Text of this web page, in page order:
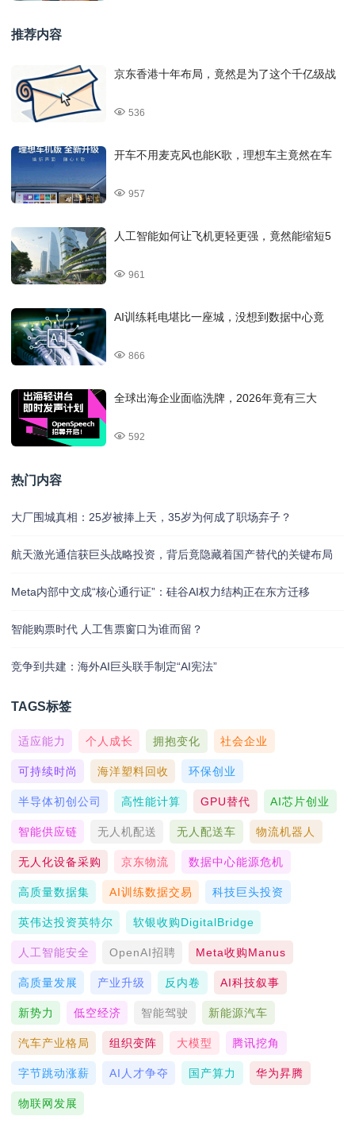
推荐内容
京东香港十年布局，竟然是为了这个千亿级战
536
开车不用麦克风也能K歌，理想车主竟然在车
957
人工智能如何让飞机更轻更强，竟然能缩短5
961
AI训练耗电堪比一座城，没想到数据中心竟
866
全球出海企业面临洗牌，2026年竟有三大
592
热门内容
大厂围城真相：25岁被捧上天，35岁为何成了职场弃子？
航天激光通信获巨头战略投资，背后竟隐藏着国产替代的关键布局
Meta内部中文成“核心通行证”：硅谷AI权力结构正在东方迁移
智能购票时代 人工售票窗口为谁而留？
竞争到共建：海外AI巨头联手制定“AI宪法”
TAGS标签
适应能力 个人成长 拥抱变化 社会企业
可持续时尚 海洋塑料回收 环保创业
半导体初创公司 高性能计算 GPU替代 AI芯片创业
智能供应链 无人机配送 无人配送车 物流机器人
无人化设备采购 京东物流 数据中心能源危机
高质量数据集 AI训练数据交易 科技巨头投资
英伟达投资英特尔 软银收购DigitalBridge
人工智能安全 OpenAI招聘 Meta收购Manus
高质量发展 产业升级 反内卷 AI科技叙事
新势力 低空经济 智能驾驶 新能源汽车
汽车产业格局 组织变阵 大模型 腾讯挖角
字节跳动涨薪 AI人才争夺 国产算力 华为昇腾
物联网发展